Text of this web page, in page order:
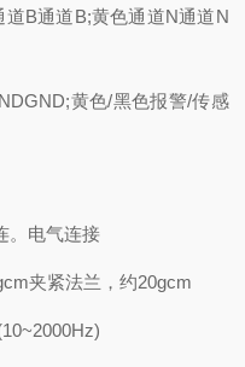
B通道B;黄色通道N通道N
黄色/黑色报警/传感
。电气连接
夹紧法兰，约20gcm